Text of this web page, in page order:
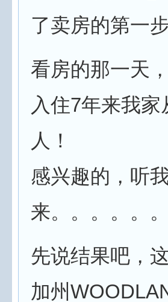
了卖房的第一步
看房的那一天
入住7年来我
人！
感兴趣的，听
来。。。。。。
先说结果吧，
加州